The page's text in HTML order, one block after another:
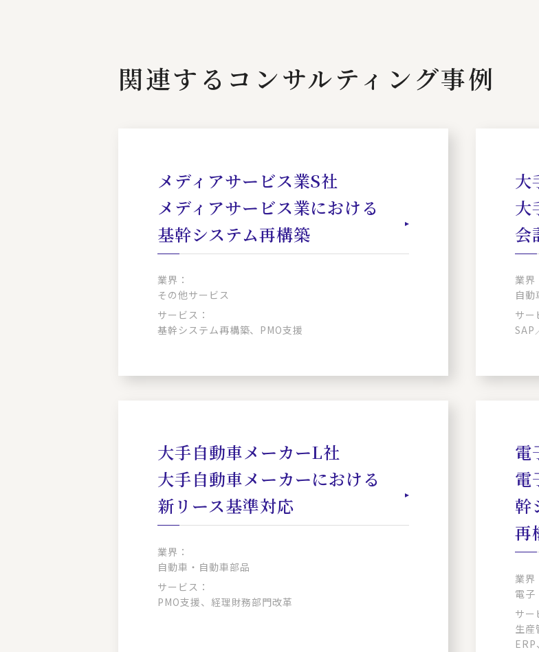
関連するコンサルティング事例
メディアサービス業S社
メディアサービス業における
基幹システム再構築
業界：
その他サービス
サービス：
基幹システム再構築、PMO支援
大
大
会
業界
自動
サー
SAP
大手自動車メーカーL社
大手自動車メーカーにおける
新リース基準対応
業界：
自動車・自動車部品
サービス：
PMO支援、経理財務部門改革
電
電
幹
再
業界
電子
サー
生産